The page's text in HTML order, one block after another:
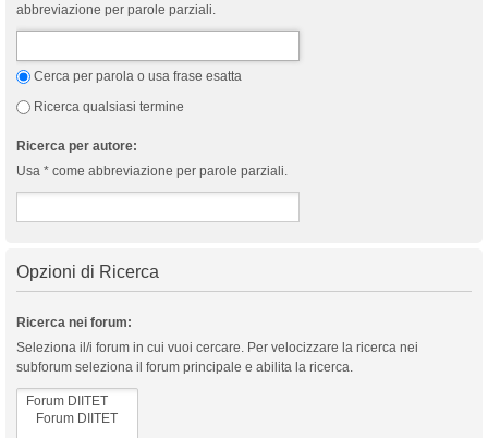
abbreviazione per parole parziali.
Cerca per parola o usa frase esatta
Ricerca qualsiasi termine
Ricerca per autore:
Usa * come abbreviazione per parole parziali.
Opzioni di Ricerca
Ricerca nei forum:
Seleziona il/i forum in cui vuoi cercare. Per velocizzare la ricerca nei
subforum seleziona il forum principale e abilita la ricerca.